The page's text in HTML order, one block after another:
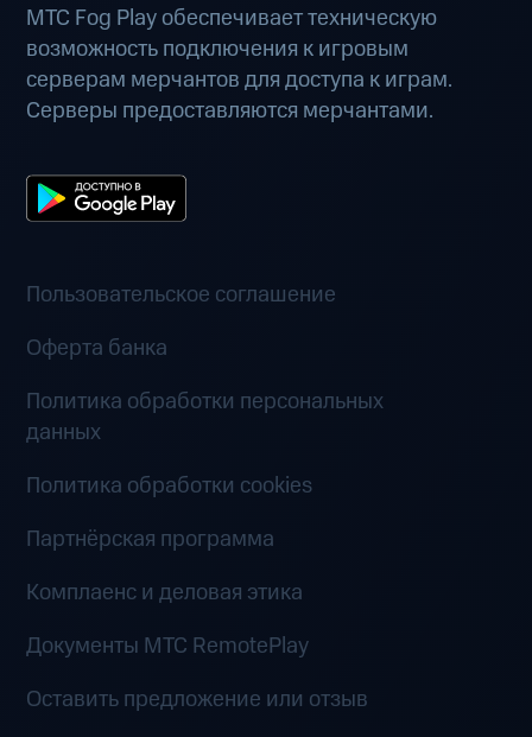
МТС Fog Play обеспечивает техническую
возможность подключения к игровым
серверам мерчантов для доступа к играм.
Серверы предоставляются мерчантами.
Пользовательское соглашение
Оферта банка
Политика обработки персональных
данных
Политика обработки cookies
Партнёрская программа
Комплаенс и деловая этика
Документы MTC RemotePlay
Оставить предложение или отзыв